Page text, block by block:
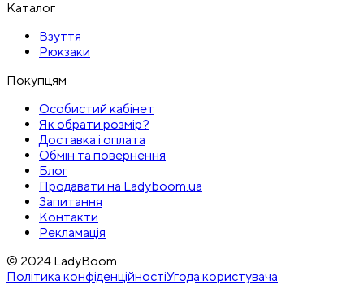
Каталог
Взуття
Рюкзаки
Покупцям
Особистий кабінет
Як обрати розмір?
Доставка і оплата
Обмін та повернення
Блог
Продавати на Ladyboom.ua
Запитання
Контакти
Рекламація
© 2024 LadyBoom
Політика конфіденційностіУгода користувача